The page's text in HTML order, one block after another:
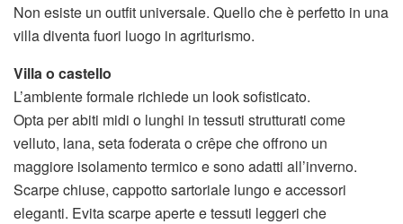
Non esiste un outfit universale. Quello che è perfetto in una
villa diventa fuori luogo in agriturismo.
Villa o castello
L’ambiente formale richiede un look sofisticato.
Opta per abiti midi o lunghi in tessuti strutturati come
velluto, lana, seta foderata o crêpe che offrono un
maggiore isolamento termico e sono adatti all’inverno.
Scarpe chiuse, cappotto sartoriale lungo e accessori
eleganti. Evita scarpe aperte e tessuti leggeri che